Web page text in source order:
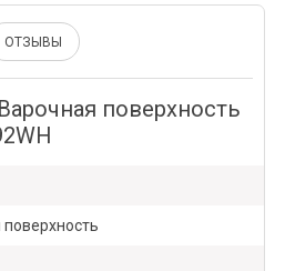
ОТЗЫВЫ
поверхность